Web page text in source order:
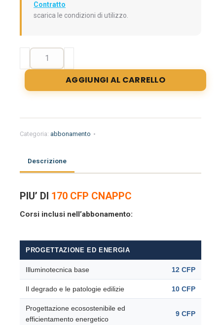
Contratto
scarica le condizioni di utilizzo.
Abbonamento
FULL
CFP
ARCHITETTI
mesi
AGGIUNGI AL CARRELLO
Categoria: abbonamento
Descrizione
PIU’ DI 170 CFP CNAPPC
Corsi inclusi nell’abbonamento:
PROGETTAZIONE ED ENERGIA
Illuminotecnica base 12 CFP
Il degrado e le patologie edilizie 10 CFP
Progettazione ecosostenibile ed
efficientamento energetico
9 CFP